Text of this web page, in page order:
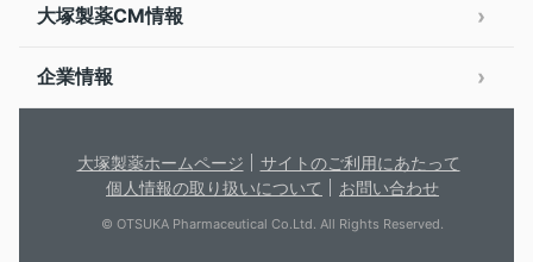
大塚製薬CM情報
企業情報
大塚製薬ホームページ
サイトのご利用にあたって
個人情報の取り扱いについて
お問い合わせ
© OTSUKA Pharmaceutical Co.Ltd. All Rights Reserved.